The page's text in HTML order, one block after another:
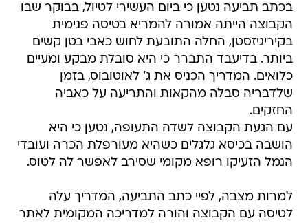
בכתב תביעה נטען כי ביום העשירי לטיול, בבוקר שבו
הקבוצה הייתה אמורה להמריא בטיסה פנימית
בקיריגיזסטן, החלה התובעת לחוש כאבי בטן קשים
ביותר. בדיעבד התברר כי היא סובלת מבקע ומעיים
כלואים. המדריך הכניס את ג' לאוטובוס, בזמן
שלדבריה סבלה מהקאות והתריעה על כאביה
החזקים.
עם הגעת הקבוצה לשדה התעופה, נטען כי היא
הושבה בכיסא גלגלים כשהיא מעורפלת הכרה ועובדי
הנמל הזעיקו רופא מקומי שסירב לאפשר לה לטוס.
למרות מצבה, לפיי כתב התביעה, המדריך עלה
לטיסה עם הקבוצה והורה למדריכה המקומית לאתר